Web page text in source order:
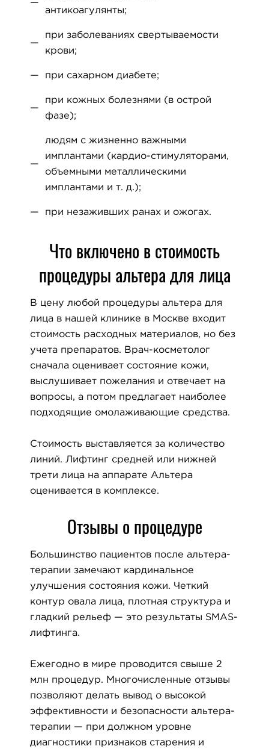
антикоагулянты;
при заболеваниях свертываемости
крови;
при сахарном диабете;
при кожных болезнями (в острой
фазе);
людям с жизненно важными
имплантами (кардио-стимуляторами,
объемными металлическими
имплантами и т. д.);
при незаживших ранах и ожогах.
Что включено в стоимость
процедуры альтера для лица
В цену любой процедуры альтера для
лица в нашей клинике в Москве входит
стоимость расходных материалов, но без
учета препаратов. Врач-косметолог
сначала оценивает состояние кожи,
выслушивает пожелания и отвечает на
вопросы, а потом предлагает наиболее
подходящие омолаживающие средства.
Стоимость выставляется за количество
линий. Лифтинг средней или нижней
трети лица на аппарате Альтера
оценивается в комплексе.
Отзывы о процедуре
Большинство пациентов после альтера-
терапии замечают кардинальное
улучшения состояния кожи. Четкий
контур овала лица, плотная структура и
гладкий рельеф — это результаты SMAS-
лифтинга.
Ежегодно в мире проводится свыше 2
млн процедур. Многочисленные отзывы
позволяют делать вывод о высокой
эффективности и безопасности альтера-
терапии — при должном уровне
диагностики признаков старения и